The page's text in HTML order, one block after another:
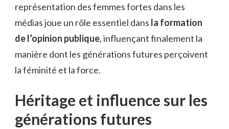
représentation des femmes fortes dans les
médias joue un rôle essentiel dans la formation
de l’opinion publique, influençant finalement la
manière dont les générations futures perçoivent
la féminité et la force.
Héritage et influence sur les
générations futures